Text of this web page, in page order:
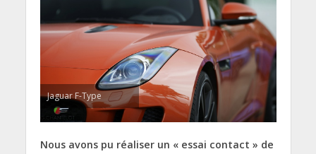
Jaguar F-Type
Nous avons pu réaliser un « essai contact » de